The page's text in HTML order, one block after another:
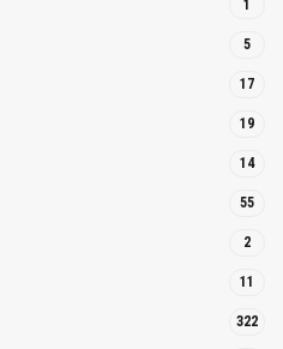
1
5
17
19
14
55
2
11
322